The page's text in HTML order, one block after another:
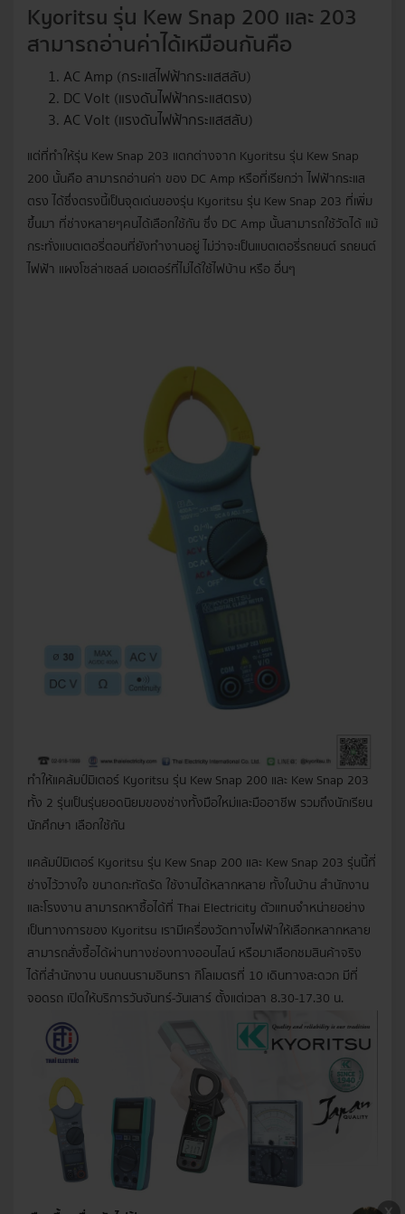
Kyoritsu รุ่น Kew Snap 200 และ 203
สามารถอ่านค่าได้เหมือนกันคือ
AC Amp (กระแสไฟฟ้ากระแสสลับ)
DC Volt (แรงดันไฟฟ้ากระแสตรง)
AC Volt (แรงดันไฟฟ้ากระแสสลับ)
แต่ที่ทำให้รุ่น Kew Snap 203 แตกต่างจาก Kyoritsu รุ่น Kew Snap
200 นั้นคือ สามารถอ่านค่า ของ DC Amp หรือที่เรียกว่า ไฟฟ้ากระแส
ตรง ได้ซึ่งตรงนี้เป็นจุดเด่นของรุ่น Kyoritsu รุ่น Kew Snap 203 ที่เพิ่ม
ขึ้นมา ที่ช่างหลายๆคนได้เลือกใช้กัน ซึ่ง DC Amp นั้นสามารถใช้วัดได้ แม้
กระทั่งแบตเตอรี่ตอนที่ยังทำงานอยู่ ไม่ว่าจะเป็นแบตเตอรี่รถยนต์ รถยนต์
ไฟฟ้า แผงโซล่าเซลล์ มอเตอร์ที่ไม่ได้ใช้ไฟบ้าน หรือ อื่นๆ
ทำให้แคล้มป์มิเตอร์ Kyoritsu รุ่น Kew Snap 200 และ Kew Snap 203
ทั้ง 2 รุ่นเป็นรุ่นยอดนิยมของช่างทั้งมือใหม่และมืออาชีพ รวมถึงนักเรียน
นักศึกษา เลือกใช้กัน
แคล้มป์มิเตอร์ Kyoritsu รุ่น Kew Snap 200 และ Kew Snap 203 รุ่นนี้ที่
ช่างไว้วางใจ ขนาดกะทัดรัด ใช้งานได้หลากหลาย ทั้งในบ้าน สำนักงาน
และโรงงาน สามารถหาซื้อได้ที่ Thai Electricity ตัวแทนจำหน่ายอย่าง
เป็นทางการของ Kyoritsu เรามีเครื่องวัดทางไฟฟ้าให้เลือกหลากหลาย
สามารถสั่งซื้อได้ผ่านทางช่องทางออนไลน์ หรือมาเลือกชมสินค้าจริง
ได้ที่สำนักงาน บนถนนรามอินทรา กิโลเมตรที่ 10 เดินทางสะดวก มีที่
จอดรถ เปิดให้บริการวันจันทร์-วันเสาร์ ตั้งแต่เวลา 8.30-17.30 น.